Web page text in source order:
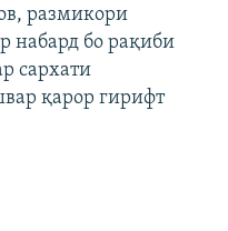
480p
360p
480p
размикори
набард бо рақиби
сархати
қарор гирифт